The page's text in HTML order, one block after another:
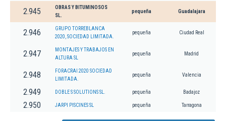
2.945
OBRAS Y BITUMINOSOS
SL.
pequeña Guadalajara
2.946
GRUPO TORREBLANCA
2020, SOCIEDAD LIMITADA.
pequeña Ciudad Real
2.947
MONTAJES Y TRABAJOS EN
ALTURA SL
pequeña Madrid
2.948
FORACRAI 2020 SOCIEDAD
LIMITADA.
pequeña Valencia
2.949 DOBLE S SOLUTIONS SL. pequeña Badajoz
2.950 JARPI PISCINES SL pequeña Tarragona